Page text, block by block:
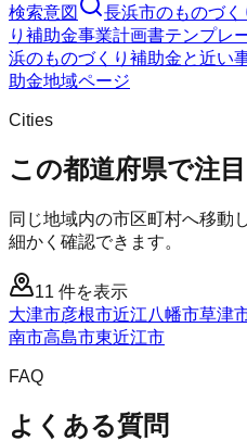
検索意図
長浜市のものづ
り補助金事業計画書テンプレ
浜のものづくり補助金と近い
助金地域ページ
Cities
この都道府県で注
同じ地域内の市区町村へ移動
細かく確認できます。
11 件を表示
大津市彦根市近江八幡市草津
南市高島市東近江市
FAQ
よくある質問